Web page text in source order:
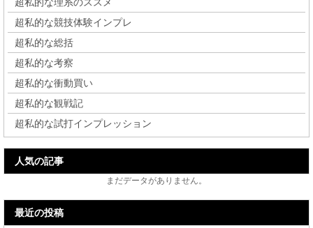
超私的な競技体験インプレ
超私的な総括
超私的な考察
超私的な衝動買い
超私的な観戦記
超私的な試打インプレッション
人気の記事
まだデータがありません。
最近の投稿